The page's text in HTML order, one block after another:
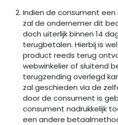
Indien de consument
zal de ondernemer dit
doch uiterlijk binnen 14
terugbetalen. Hierbij is
product reeds terug
webwinkelier of sluitend
terugzending overlegd
zal geschieden via de
door de consument is
consument nadrukkelijk
een andere